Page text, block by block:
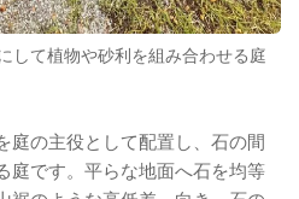
して植物や砂利を組み合わせる庭
庭の主役として配置し、石の間
庭です。平らな地面へ石を均等